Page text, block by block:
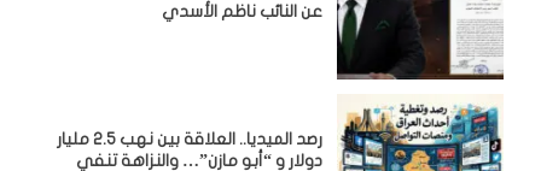
عن النائب ناظم الأسدي
رصد الميديا.. العلاقة بين نهب 2.5 مليار
دولار و “أبو مازن”… والنزاهة تنفي